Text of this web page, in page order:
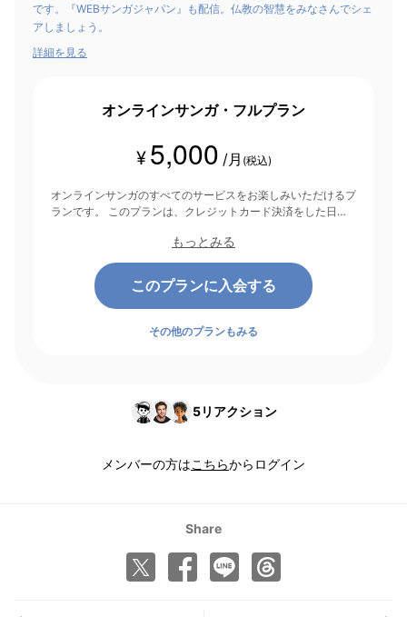
です。『WEBサンガジャパン』も配信。仏教の智慧をみなさんでシェ
アしましょう。
詳細を見る
オンラインサンガ・フルプラン
¥ 5,000 /月 (税込)
オンラインサンガのすべてのサービスをお楽しみいただけるプ
ランです。 このプランは、クレジットカード決済をした日を
もっとみる
このプランに入会する
その他のプランもみる
5リアクション
メンバーの方はこちらからログイン
Share